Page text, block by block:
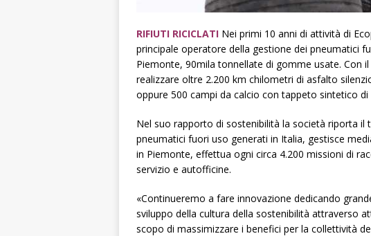
RIFIUTI RICICLATI Nei primi 10 anni di attività di
principale operatore della gestione dei pneumatici
Piemonte, 90mila tonnellate di gomme usate. Con
realizzare oltre 2.200 km chilometri di asfalto
oppure 500 campi da calcio con tappeto sintetico
Nel suo rapporto di sostenibilità la società riporta il
pneumatici fuori uso generati in Italia, gestisce
in Piemonte, effettua ogni circa 4.200 missioni di
servizio e autofficine.
«Continueremo a fare innovazione dedicando
sviluppo della cultura della sostenibilità attraverso
scopo di massimizzare i benefici per la collettività